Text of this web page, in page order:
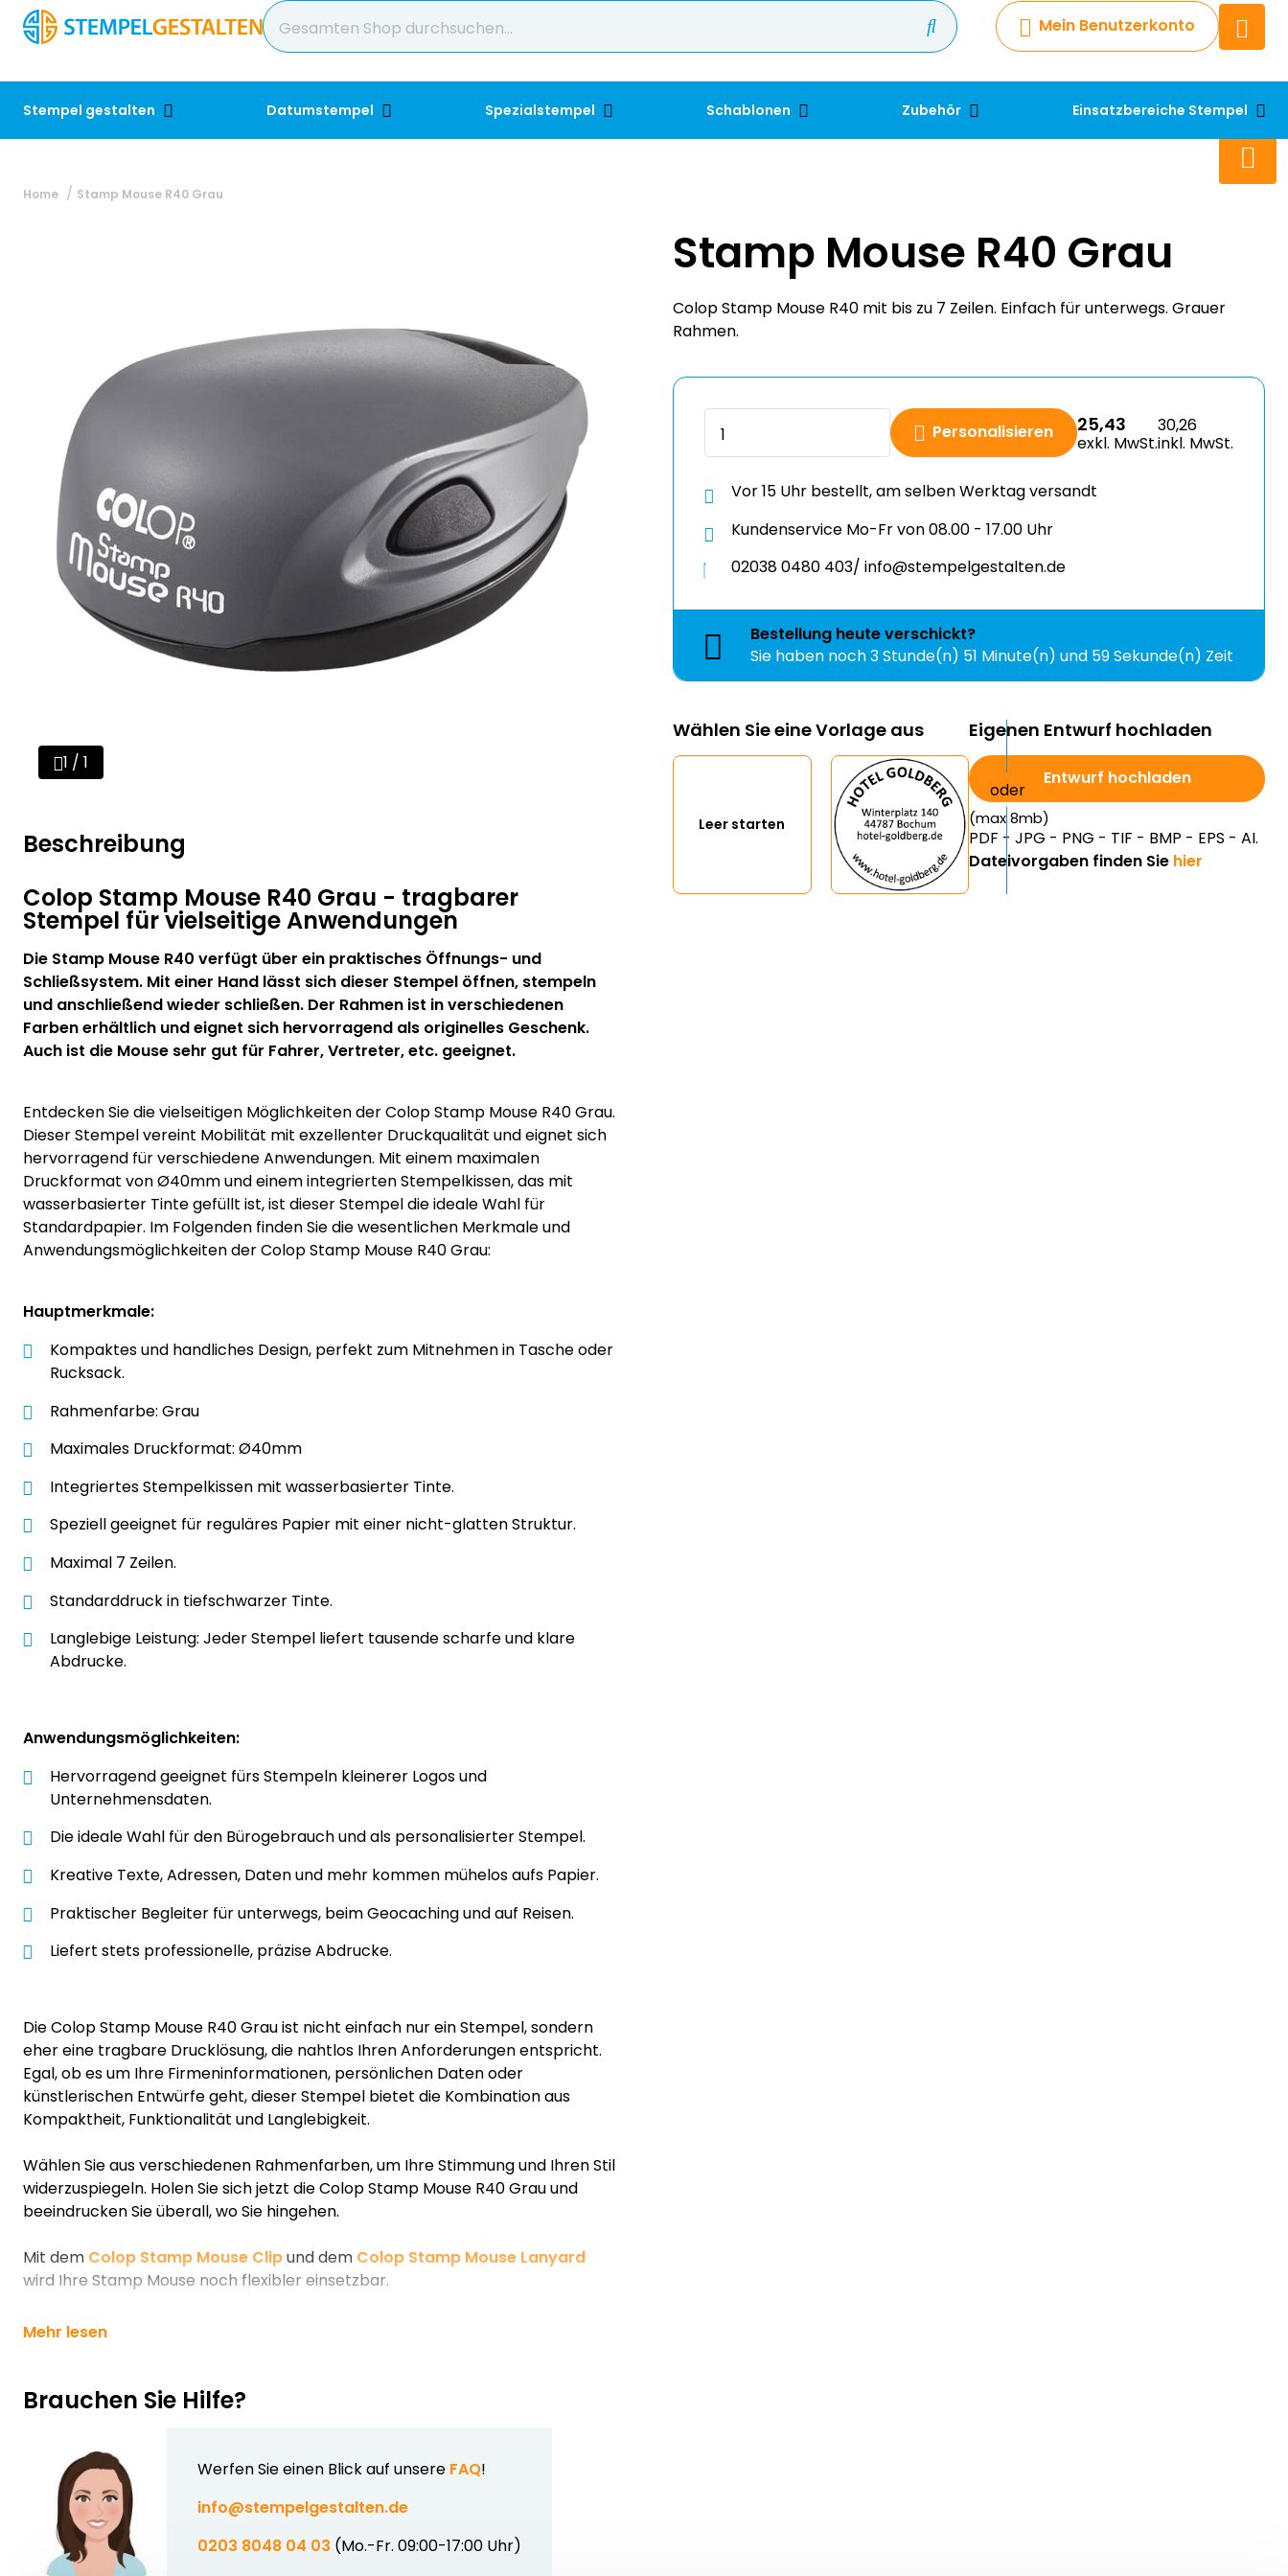
Mein Benutzerkonto
Stempel gestalten Datumstempel Spezialstempel Schablonen Zubehör Einsatzbereiche Stempel
Chatbot
Chatten Sie 24/7 mit unserem
+49 2038 0480 403
Home Stamp Mouse R40 Grau
1 / 1
Beschreibung
Colop Stamp Mouse R40 Grau - tragbarer
Stempel für vielseitige Anwendungen
Die Stamp Mouse R40 verfügt über ein praktisches Öffnungs- und
Schließsystem. Mit einer Hand lässt sich dieser Stempel öffnen, stempeln
und anschließend wieder schließen. Der Rahmen ist in verschiedenen
Farben erhältlich und eignet sich hervorragend als originelles Geschenk.
Auch ist die Mouse sehr gut für Fahrer, Vertreter, etc. geeignet.
Entdecken Sie die vielseitigen Möglichkeiten der Colop Stamp Mouse R40 Grau.
Dieser Stempel vereint Mobilität mit exzellenter Druckqualität und eignet sich
hervorragend für verschiedene Anwendungen. Mit einem maximalen
Druckformat von Ø40mm und einem integrierten Stempelkissen, das mit
wasserbasierter Tinte gefüllt ist, ist dieser Stempel die ideale Wahl für
Standardpapier. Im Folgenden finden Sie die wesentlichen Merkmale und
Anwendungsmöglichkeiten der Colop Stamp Mouse R40 Grau:
Hauptmerkmale:
Kompaktes und handliches Design, perfekt zum Mitnehmen in Tasche oder
Rucksack.
Rahmenfarbe: Grau
Maximales Druckformat: Ø40mm
Integriertes Stempelkissen mit wasserbasierter Tinte.
Speziell geeignet für reguläres Papier mit einer nicht-glatten Struktur.
Maximal 7 Zeilen.
Standarddruck in tiefschwarzer Tinte.
Langlebige Leistung: Jeder Stempel liefert tausende scharfe und klare
Abdrucke.
Anwendungsmöglichkeiten:
Hervorragend geeignet fürs Stempeln kleinerer Logos und
Unternehmensdaten.
Die ideale Wahl für den Bürogebrauch und als personalisierter Stempel.
Kreative Texte, Adressen, Daten und mehr kommen mühelos aufs Papier.
Praktischer Begleiter für unterwegs, beim Geocaching und auf Reisen.
Liefert stets professionelle, präzise Abdrucke.
Die Colop Stamp Mouse R40 Grau ist nicht einfach nur ein Stempel, sondern
eher eine tragbare Drucklösung, die nahtlos Ihren Anforderungen entspricht.
Egal, ob es um Ihre Firmeninformationen, persönlichen Daten oder
künstlerischen Entwürfe geht, dieser Stempel bietet die Kombination aus
Kompaktheit, Funktionalität und Langlebigkeit.
Wählen Sie aus verschiedenen Rahmenfarben, um Ihre Stimmung und Ihren Stil
widerzuspiegeln. Holen Sie sich jetzt die Colop Stamp Mouse R40 Grau und
beeindrucken Sie überall, wo Sie hingehen.
Mit dem Colop Stamp Mouse Clipund dem Colop Stamp Mouse Lanyard
wird Ihre Stamp Mouse noch flexibler einsetzbar.
Mehr lesen
Brauchen Sie Hilfe?
Werfen Sie einen Blick auf unsere FAQ!
info@stempelgestalten.de
0203 8048 04 03 (Mo.-Fr. 09:00-17:00 Uhr)
Stamp Mouse R40 Grau
Colop Stamp Mouse R40 mit bis zu 7 Zeilen. Einfach für unterwegs. Grauer
Rahmen.
exkl. MwSt.
Vor 15 Uhr bestellt, am selben Werktag versandt
Kundenservice Mo-Fr von 08.00 - 17.00 Uhr
02038 0480 403/ info@stempelgestalten.de
Bestellungheuteverschickt?
Sie haben noch3 Stunde(n) 51 Minute(n) und 57 Sekunde(n)
Zeit
Wählen Sie eine Vorlage aus Eigenen Entwurf hochladen
Entwurf hochladen
(max 8mb)
PDF - JPG - PNG - TIF - BMP - EPS - AI.
Dateivorgaben finden Siehier